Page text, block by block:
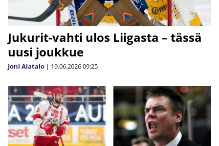
Jukurit-vahti ulos Liigasta – tässä
uusi joukkue
Joni Alatalo | 19.06.202609:25